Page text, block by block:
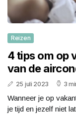
Reizen
4 tips om op
van de
25 juli 2023 3
Wanneer je op
je tijd en jezelf niet